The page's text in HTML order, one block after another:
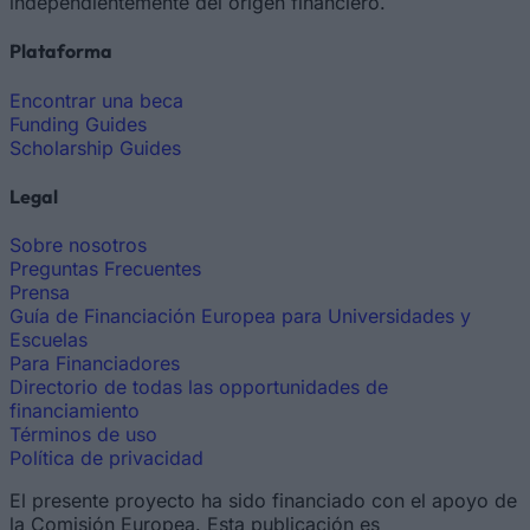
Plataforma
Encontrar una beca
Funding Guides
Scholarship Guides
Legal
Sobre nosotros
Preguntas Frecuentes
Prensa
Guía de Financiación Europea para Universidades y
Escuelas
Para Financiadores
Directorio de todas las opportunidades de
financiamiento
Términos de uso
Política de privacidad
El presente proyecto ha sido financiado con el apoyo de
la Comisión Europea. Esta publicación es